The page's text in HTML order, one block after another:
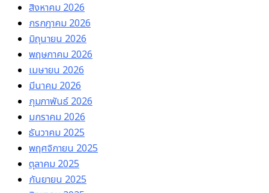
สิงหาคม 2026
กรกฎาคม 2026
มิถุนายน 2026
พฤษภาคม 2026
เมษายน 2026
มีนาคม 2026
กุมภาพันธ์ 2026
มกราคม 2026
ธันวาคม 2025
พฤศจิกายน 2025
ตุลาคม 2025
กันยายน 2025